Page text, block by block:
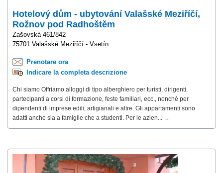
Hotelový dům - ubytování Valašské Meziříčí,
Rožnov pod Radhoštěm
Zašovská 461/842
75701 Valašské Meziříčí - Vsetín
Prenotare ora
Indicare la completa descrizione
Chi siamo Offriamo alloggi di tipo alberghiero per turisti, dirigenti,
partecipanti a corsi di formazione, feste familiari, ecc., nonché per
dipendenti di imprese edili, artigianali e altre. Gli appartamenti sono
adatti anche sia a famiglie che a studenti. Per le azien... →